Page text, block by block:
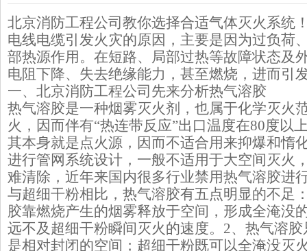
北京消防工程公司教你选择合适气体灭火系统
电线电缆引发火灾的原因，主要是因为过负荷
部热源作用。在短路、局部过热等故障状态及
电阻下降、失去绝缘能力，甚至燃烧，进而引
一、北京消防工程公司先来分析热气溶胶
热气溶胶是一种烟雾灭火剂，也属于化学灭火
火，因而伴有“热连带反应”出口温度在80度以
其本身就是点火源，因而不适合用来抑爆和惰
进行管网系统设计，一般不适用于大空间灭火
难清除，近年来国内很多行业禁用热气溶胶进
与超细干粉相比，热气溶胶有五点明显的不足
胶靠燃烧产生的烟雾释放于空间，形成全淹没
远不及超细干粉瞬间灭火的速度。2、热气溶
是相对封闭的空间；超细干粉既可以全淹没灭